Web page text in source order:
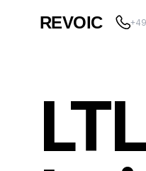
REVOIC